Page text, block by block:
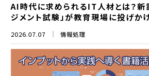
AI時代に求められるIT人材とは？新
ジメント試験」が教育現場に投げか
2026.07.07 情報処理